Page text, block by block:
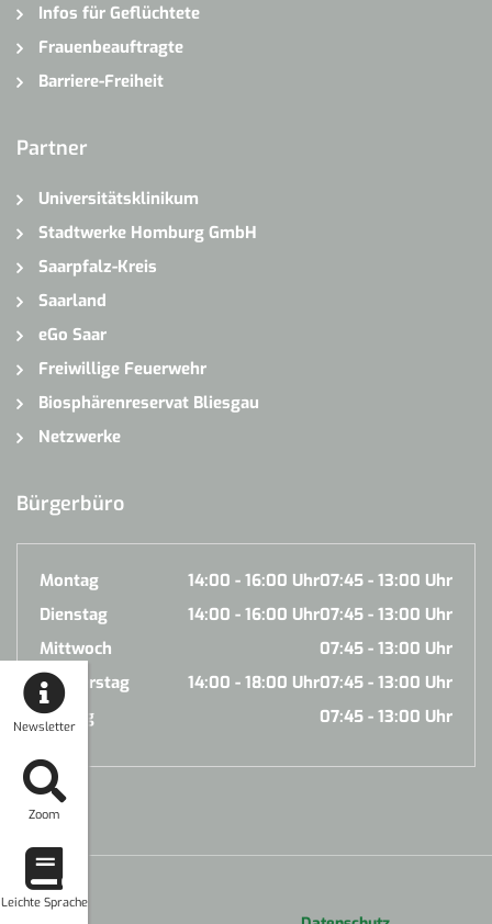
Newsletter
Zoom
Leichte Sprache
Infos für Geflüchtete
Frauenbeauftragte
Barriere-Freiheit
Partner
Universitätsklinikum
Stadtwerke Homburg GmbH
Saarpfalz-Kreis
Saarland
eGo Saar
Freiwillige Feuerwehr
Biosphärenreservat Bliesgau
Netzwerke
Bürgerbüro
Montag 07:45 - 13:00 Uhr
14:00 - 16:00 Uhr
Dienstag
07:45 - 13:00 Uhr
14:00 - 16:00 Uhr
Mittwoch
07:45 - 13:00 Uhr
Donnerstag
07:45 - 13:00 Uhr
14:00 - 18:00 Uhr
Freitag
07:45 - 13:00 Uhr